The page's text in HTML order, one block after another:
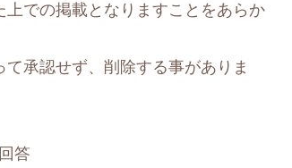
での掲載となりますことをあらか
承認せず、削除する事がありま
答